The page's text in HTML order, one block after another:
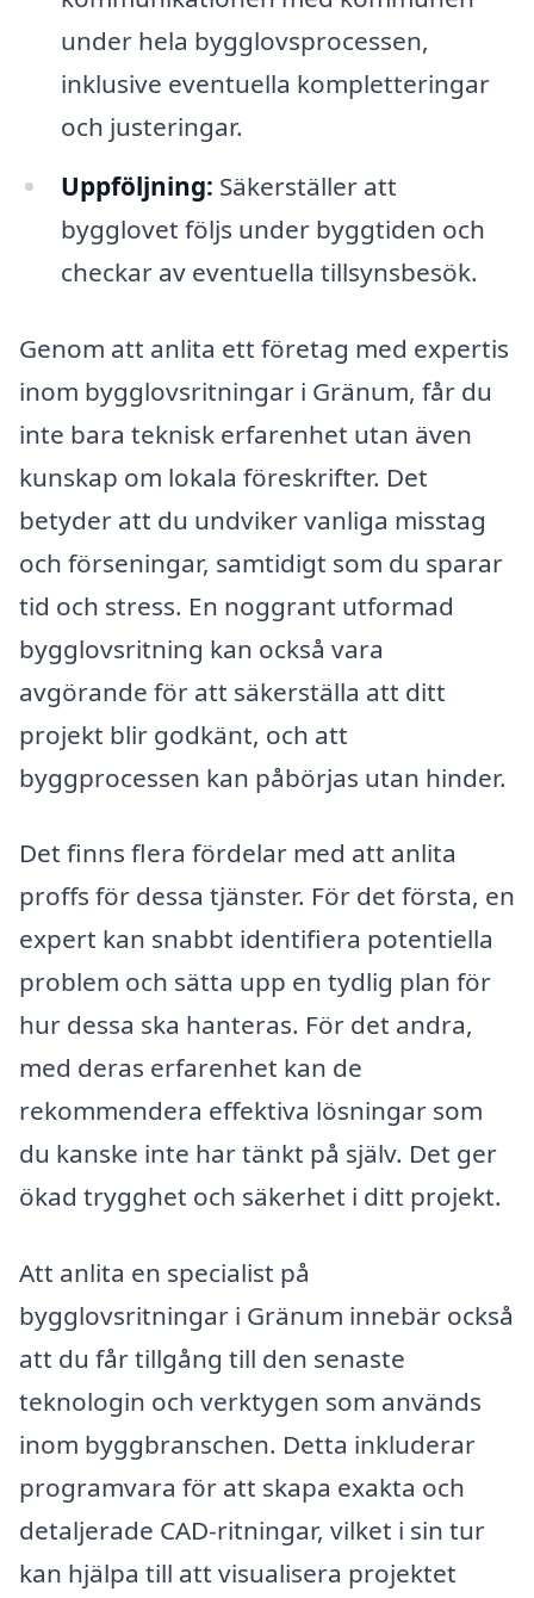
under hela bygglovsprocessen,
inklusive eventuella kompletteringar
och justeringar.
Uppföljning: Säkerställer att
bygglovet följs under byggtiden och
checkar av eventuella tillsynsbesök.
Genom att anlita ett företag med expertis
inom bygglovsritningar i Gränum, får du
inte bara teknisk erfarenhet utan även
kunskap om lokala föreskrifter. Det
betyder att du undviker vanliga misstag
och förseningar, samtidigt som du sparar
tid och stress. En noggrant utformad
bygglovsritning kan också vara
avgörande för att säkerställa att ditt
projekt blir godkänt, och att
byggprocessen kan påbörjas utan hinder.
Det finns flera fördelar med att anlita
proffs för dessa tjänster. För det första, en
expert kan snabbt identifiera potentiella
problem och sätta upp en tydlig plan för
hur dessa ska hanteras. För det andra,
med deras erfarenhet kan de
rekommendera effektiva lösningar som
du kanske inte har tänkt på själv. Det ger
ökad trygghet och säkerhet i ditt projekt.
Att anlita en specialist på
bygglovsritningar i Gränum innebär också
att du får tillgång till den senaste
teknologin och verktygen som används
inom byggbranschen. Detta inkluderar
programvara för att skapa exakta och
detaljerade CAD-ritningar, vilket i sin tur
kan hjälpa till att visualisera projektet